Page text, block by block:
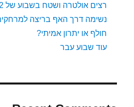
רצים אולטרה ושטח בשבוע של 2 אוקטובר 2025
נשימה דרך האף בריצה
חולף או יתרון אמיתי?
עוד שבוע עבר